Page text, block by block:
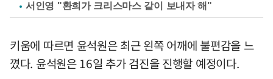
서인영 "환희가 크리스마스 같이 보내자 해"
키움에 따르면 윤석원은 최근 왼쪽 어깨에 불편감을 느
꼈다. 윤석원은 16일 추가 검진을 진행할 예정이다.